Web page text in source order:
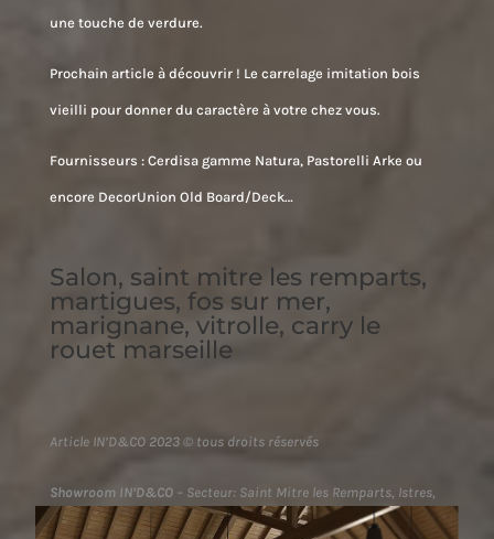
une touche de verdure.
Prochain article à découvrir ! Le carrelage imitation bois
vieilli pour donner du caractère à votre chez vous.
Fournisseurs :Cerdisa gamme Natura, Pastorelli Arke ou
encore DecorUnion Old Board/Deck…
Salon, saint mitre les remparts,
martigues, fos sur mer,
marignane, vitrolle, carry le
rouet marseille
Article IN’D&CO 2023 © tous droits réservés
Showroom IN’D&CO– Secteur: Saint Mitre les Remparts, Istres,
Martigues, Vitrolles, Châteauneuf les Martigues, Rognac,